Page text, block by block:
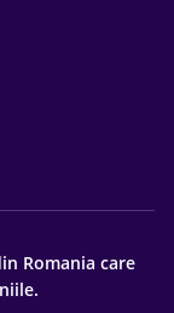
Romania care